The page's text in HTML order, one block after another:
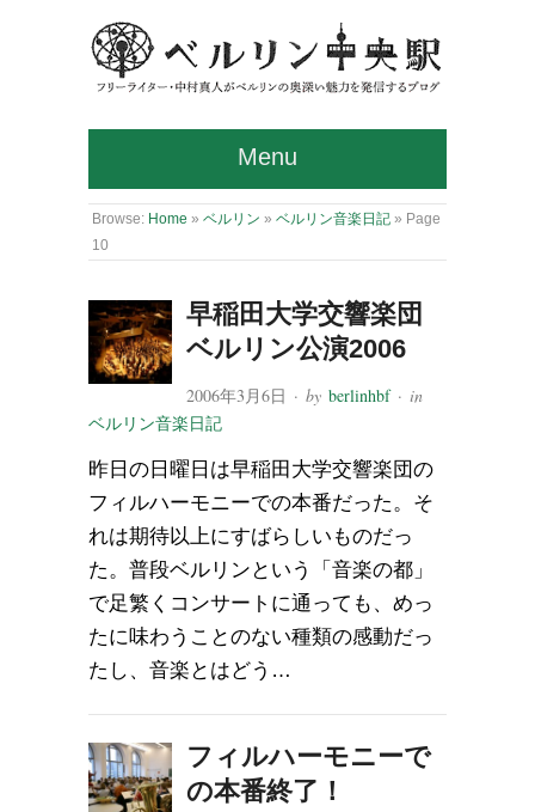
Menu
Browse: Home » ベルリン » ベルリン音楽日記 » Page
10
早稲田大学交響楽団
ベルリン公演2006
2006年3月6日 · byberlinhbf· in
ベルリン音楽日記
昨日の日曜日は早稲田大学交響楽団の
フィルハーモニーでの本番だった。そ
れは期待以上にすばらしいものだっ
た。普段ベルリンという「音楽の都」
で足繁くコンサートに通っても、めっ
たに味わうことのない種類の感動だっ
たし、音楽とはどう…
フィルハーモニーで
の本番終了！